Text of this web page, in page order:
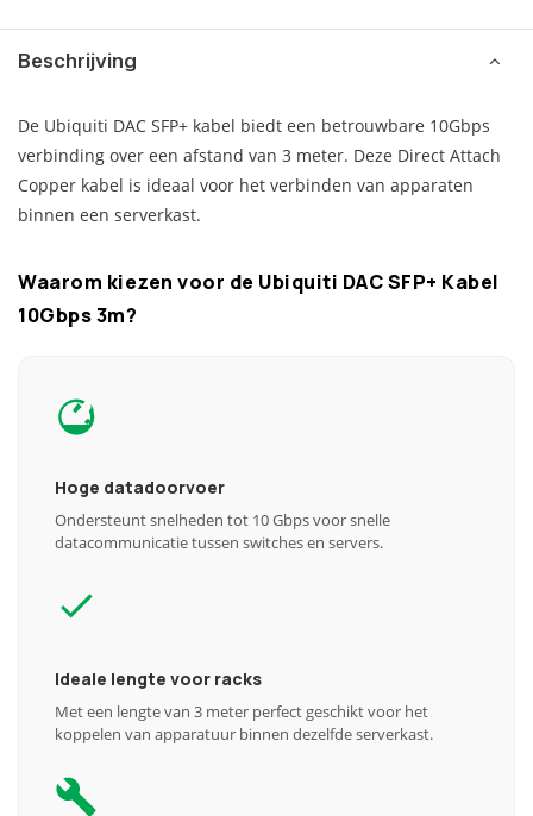
Beschrijving
De Ubiquiti DAC SFP+ kabel biedt een betrouwbare 10Gbps
verbinding over een afstand van 3 meter. Deze Direct Attach
Copper kabel is ideaal voor het verbinden van apparaten
binnen een serverkast.
Waarom kiezen voor de Ubiquiti DAC SFP+ Kabel
10Gbps 3m?
Hoge datadoorvoer
Ondersteunt snelheden tot 10 Gbps voor snelle
datacommunicatie tussen switches en servers.
Ideale lengte voor racks
Met een lengte van 3 meter perfect geschikt voor het
koppelen van apparatuur binnen dezelfde serverkast.